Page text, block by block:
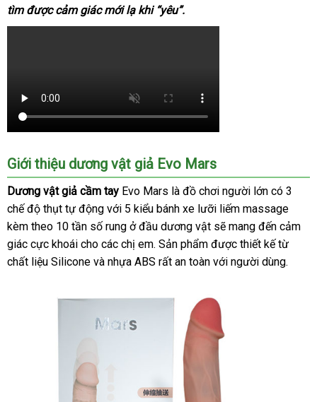
lẻ
giá
tìmso
sánh
được cảm giác mới lạ khi “yêu”.
Giới thiệu dương vật giả Evo Mars
Dương vật giả cầm tay Evo Mars là đồ chơi người lớn có 3
chế độ thụt tự động vệ
sinh
với 5 kiểu bánh xe lưỡi liếm massage
kèm theo 10 tần số rung ở đầu dương vật giao
hàng
sẽ mang đến cảm
giác cực khoái cho lừa
đảo
các chị embảng
giá
. Sản phẩm thương
hiệu
được thiết kế từ
chất liệu Silicone Đài
và nhựa ABS qua
rất an toàn ở
uy
tín
với người dùng.